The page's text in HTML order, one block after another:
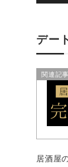
デー
関連記事
居酒屋